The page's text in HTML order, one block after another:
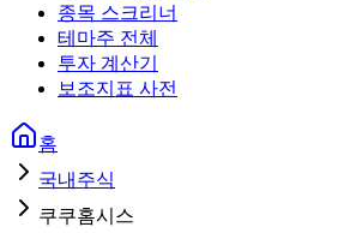
종목 스크리너
테마주 전체
투자 계산기
보조지표 사전
홈
국내주식
쿠쿠홈시스